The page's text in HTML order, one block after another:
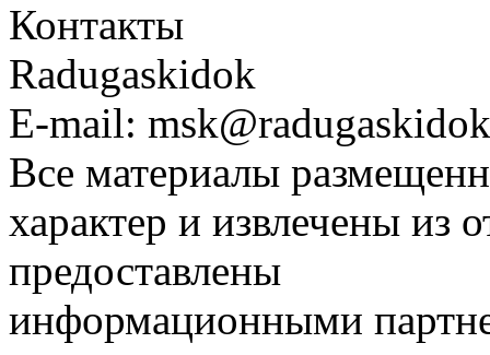
Контакты
Radugaskidok
E-mail:
Все материалы
характер и извлечены из
предоставлены
информационными